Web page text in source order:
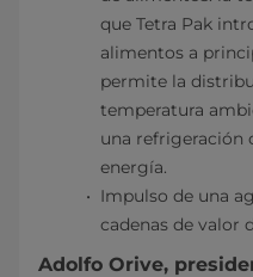
que Tetra Pak
alimentos a
permite la
temperatura
una refrigeración
energía.
Impulso de una
cadenas de valor
Adolfo Orive,